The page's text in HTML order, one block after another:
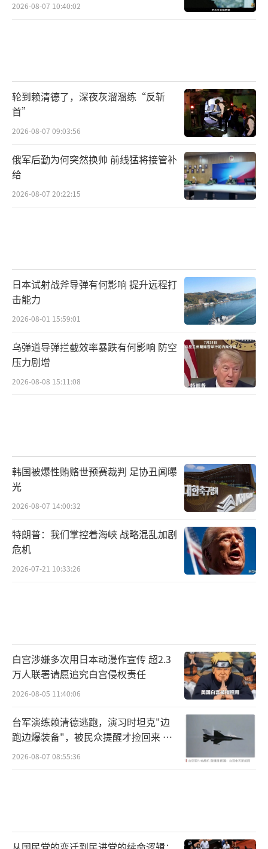
如果为了一个虚无缥缈的美国承诺，就彻
上，墨西哥的经济根本承受不起。
辛鲍姆政府显然是想明白了这一点：讨好
美国未必能得到好处，但得罪中国的损失却是
立竿见影的。
所以，她现在这个“想谈谈”的姿态，其
对某几个特定品类？能不能换取中方“高抬贵
手”？
但咱们的态度，其实也已经通过行动亮明
了：想谈可以，但前提是必须撤回那个损害中
国利益的提案。在这个核心问题上，没有讨价
还价的余地。你不能一边想赚着我的钱，一边
还拿着刀准备捅我一刀，天下没有这样的道
像是一面镜子，它照出了当前国际关系中一个
非常现实的法则：
在大国博弈的夹缝中，那些试图通过牺牲
中国利益来向霸权“献媚”的国家，最终会发
现这是一条走不通的死胡同。
过去，我们总说“韬光养晦”，很多时候
惹事，但绝不怕事。这种坚定的斗争意志和充
足的反制手段，才是让对方回归理性的最有
效“清醒剂”。
说到底，在国际交往中，实力永远是最好
的“通行证”。一味的退让和妥协，只会让对
方觉得你软弱可欺，只会让他们变本加厉。只
现在，球又踢回了墨西哥的脚下。摆在辛
2026-08-07 10:40:02
轮到赖清德了，深夜灰溜溜练“反斩
首”
2026-08-07 09:03:56
俄军后勤为何突然换帅 前线猛将接管补
给
2026-08-07 20:22:15
日本试射战斧导弹有何影响 提升远程打
击能力
2026-08-01 15:59:01
乌弹道导弹拦截效率暴跌有何影响 防空
压力剧增
2026-08-08 15:11:08
韩国被爆性贿赂世预赛裁判 足协丑闻曝
光
2026-08-07 14:00:32
特朗普：我们掌控着海峡 战略混乱加剧
危机
2026-07-21 10:33:26
白宫涉嫌多次用日本动漫作宣传 超2.3
万人联署请愿追究白宫侵权责任
2026-08-05 11:40:06
台军演练赖清德逃跑，演习时坦克"边
跑边爆装备"，被民众提醒才捡回来 演
习状况频出引发关注
2026-08-07 08:55:36